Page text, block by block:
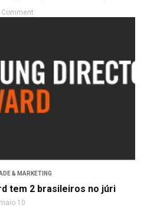
Comment
& MARKETING
tem 2 brasileiros no júri
maio 10